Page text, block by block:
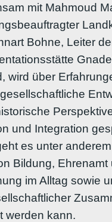
mit Mahmoud
Bohne, Leiter
wird über
und Integration
es unter
Bildung, Ehrenamt
im Alltag sowie
werden kann.